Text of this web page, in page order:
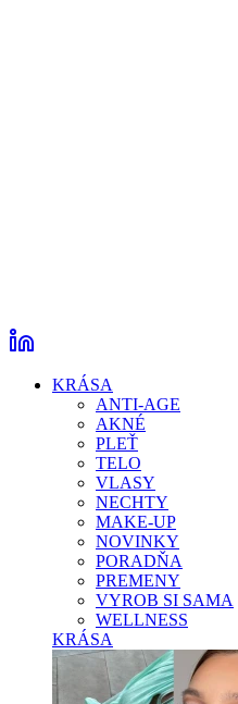
KRÁSA
ANTI-AGE
AKNÉ
PLEŤ
TELO
VLASY
NECHTY
MAKE-UP
NOVINKY
PORADŇA
PREMENY
VYROB SI SAMA
WELLNESS
KRÁSA